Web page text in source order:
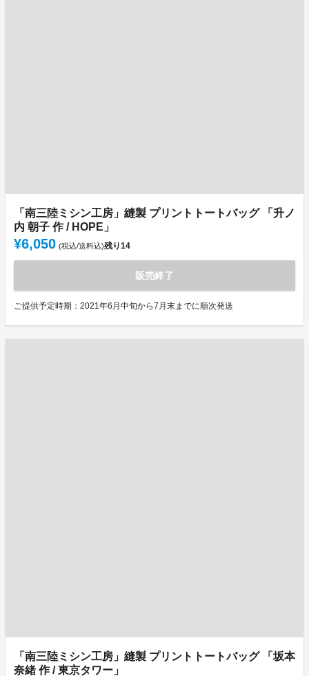
「南三陸ミシン工房」縫製 プリントトートバッグ 「升ノ
内 朝子 作 / HOPE」
¥6,050 (税込/送料込)残り14
販売終了
ご提供予定時期：2021年6月中旬から7月末までに順次発送
「南三陸ミシン工房」縫製 プリントトートバッグ 「坂本
奈緒 作 / 東京タワー」